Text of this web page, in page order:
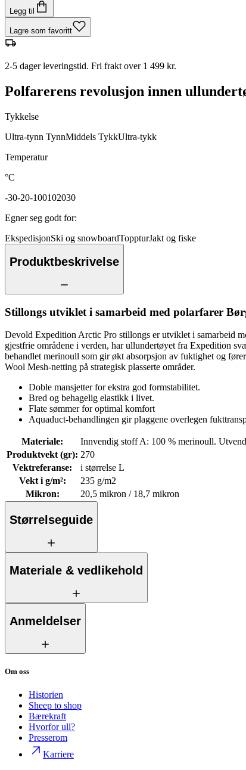
Legg til
Lagre som favoritt
2-5 dager leveringstid. Fri frakt over 1 499 kr.
Polfarerens revolusjon innen
Tykkelse
Ultra-tynn TynnMiddels TykkUltra-tykk
Temperatur
°C
-30-20-100102030
Egner seg godt for:
EkspedisjonSki og snowboardToppturJakt og fiske
Produktbeskrivelse
Stillongs utviklet i samarbeid med polarfarer
Devold Expedition Arctic Pro stillongs er utviklet i samarbeid
gjestfrie områdene i verden, har ullundertøyet fra Expedition
behandlet merinoull som gir økt absorpsjon av fuktighet og
Wool Mesh-netting på strategisk plasserte områder.
Doble mansjetter for ekstra god formstabilitet.
Bred og behagelig elastikk i livet.
Flate sømmer for optimal komfort
Aquaduct-behandlingen gir plaggene overlegen
Materiale:
Innvendig stoff A: 100 % merinoull.
Produktvekt (gr): 270
Vektreferanse:
i størrelse L
Vekt i g/m²:
235 g/m2
Mikron: 20,5 mikron / 18,7 mikron
Størrelseguide
Materiale & vedlikehold
Anmeldelser
Om oss
Historien
Sheep to shop
Bærekraft
Hvorfor ull?
Presserom
Karriere